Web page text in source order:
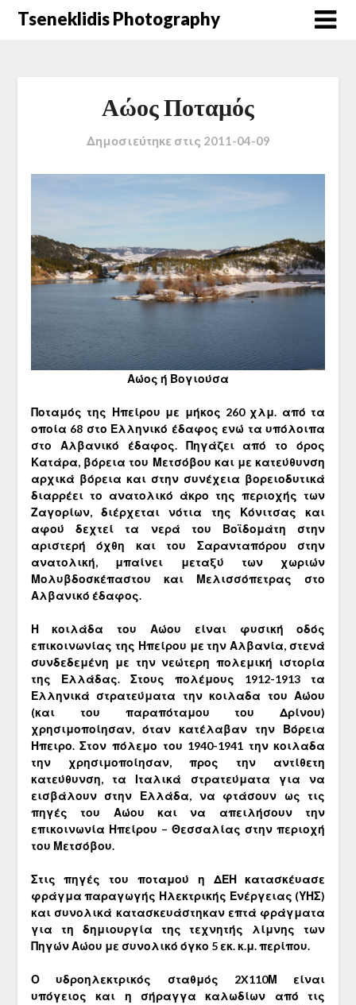
Μετάβαση
Tseneklidis Photography
Αώος Ποταμός
Δημοσιεύτηκε στις 2011-04-09
Αώος ή Βογιούσα
Ποταμός της Ηπείρου με μήκος 260 χλμ. από τα
οποία 68 στο Ελληνικό έδαφος ενώ τα υπόλοιπα
στο Αλβανικό έδαφος. Πηγάζει από το όρος
Κατάρα, βόρεια του Μετσόβου και με κατεύθυνση
αρχικά βόρεια και στην συνέχεια βορειοδυτικά
διαρρέει το ανατολικό άκρο της περιοχής των
Ζαγορίων, διέρχεται νότια της Κόνιτσας και
αφού δεχτεί τα νερά του Βοϊδομάτη στην
αριστερή όχθη και του Σαρανταπόρου στην
ανατολική, μπαίνει μεταξύ των χωριών
Μολυβδοσκέπαστου και Μελισσόπετρας στο
Αλβανικό έδαφος.
Η κοιλάδα του Αώου είναι φυσική οδός
επικοινωνίας της Ηπείρου με την Αλβανία, στενά
συνδεδεμένη με την νεώτερη πολεμική ιστορία
της Ελλάδας. Στους πολέμους 1912-1913 τα
Ελληνικά στρατεύματα την κοιλαδα του Αώου
(και του παραπόταμου του Δρίνου)
χρησιμοποίησαν, όταν κατέλαβαν την Βόρεια
Ηπειρο. Στον πόλεμο του 1940-1941 την κοιλαδα
την χρησιμοποίησαν, προς την αντίθετη
κατεύθυνση, τα Ιταλικά στρατεύματα για να
εισβάλουν στην Ελλάδα, να φτάσουν ως τις
πηγές του Αώου και να απειλήσουν την
επικοινωνία Ηπείρου – Θεσσαλίας στην περιοχή
του Μετσόβου.
Στις πηγές του ποταμού η ΔΕΗ κατασκέυασε
φράγμα παραγωγής Ηλεκτρικής Ενέργειας (ΥΗΣ)
και συνολικά κατασκευάστηκαν επτά φράγματα
για τη δημιουργία της τεχνητής λίμνης των
Πηγών Αώου με συνολικό όγκο 5 εκ. κ.μ. περίπου.
Ο υδροηλεκτρικός σταθμός 2X110Μ είναι
υπόγειος και η σήραγγα καλωδίων από τις